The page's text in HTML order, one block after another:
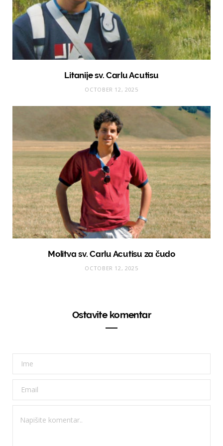
Litanije sv. Carlu Acutisu
OCTOBER 12, 2025
Molitva sv. Carlu Acutisu za čudo
OCTOBER 12, 2025
Ostavite komentar